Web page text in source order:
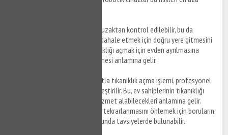
: Robotlar, uzaktan kontrol edilebilir, bu da
tesisatçının tıkalı borulara müdahale etmek için doğru yere gitmesini
sağlar. Bu, ev sahiplerinin tıkanıklığı açmak için evden ayrılmasına
gerek kalmadan hizmet alabilmesi anlamına gelir.
: Robotla tıkanıklık açma işlemi, profesyonel
tesisatçılar tarafından gerçekleştirilir. Bu, ev sahiplerinin tıkanıklığı
açmak için yüksek kaliteli bir hizmet alabilecekleri anlamına gelir.
Ayrıca, profesyoneller, sorunun tekrarlanmasını önlemek için boruların
temizlenmesi ve bakımı konusunda tavsiyelerde bulunabilir.